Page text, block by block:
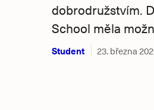
dobrodružstvím.
School měla
Student 23. března